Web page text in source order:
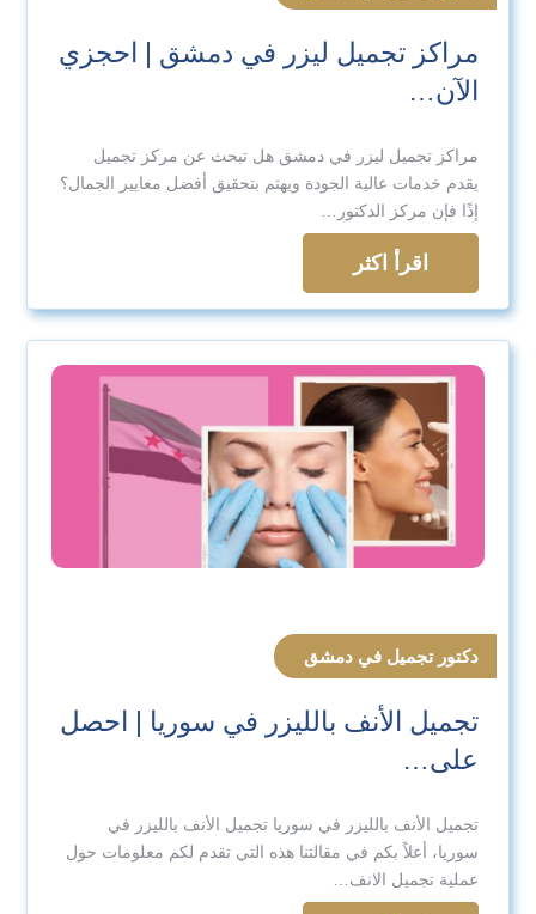
مراكز تجميل ليزر في دمشق | احجزي
الآن…
مراكز تجميل ليزر في دمشق هل تبحث عن مركز تجميل
يقدم خدمات عالية الجودة ويهتم بتحقيق أفضل معايير الجمال؟
إذًا فإن مركز الدكتور…
اقرأ اكثر
دكتور تجميل في دمشق
تجميل الأنف بالليزر في سوريا | احصل
على…
تجميل الأنف بالليزر في سوريا تجميل الأنف بالليزر في
سوريا، أعلاً بكم في مقالتنا هذه التي تقدم لكم معلومات حول
عملية تجميل الانف…